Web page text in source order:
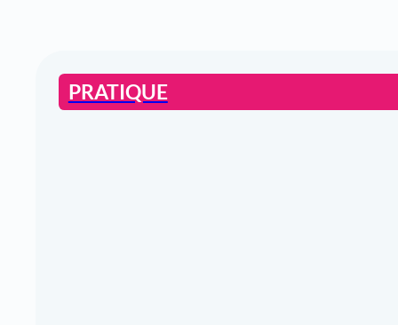
PRATIQUE